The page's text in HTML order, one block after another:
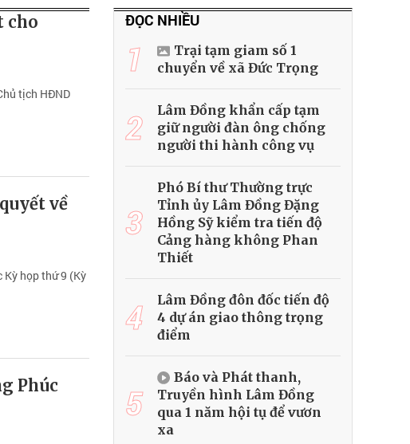
cho
tịch HĐND
về
Kỳ họp thứ 9 (Kỳ
Phúc
ĐỌC NHIỀU
1
Trại tạm giam số 1
chuyển về xã Đức Trọng
2
Lâm Đồng khẩn cấp tạm
giữ người đàn ông chống
người thi hành công vụ
3
Phó Bí thư Thường trực
Tỉnh ủy Lâm Đồng Đặng
Hồng Sỹ kiểm tra tiến độ
Cảng hàng không Phan
Thiết
4
Lâm Đồng đôn đốc tiến độ
4 dự án giao thông trọng
điểm
5
Báo và Phát thanh,
Truyền hình Lâm Đồng
qua 1 năm hội tụ để vươn
xa